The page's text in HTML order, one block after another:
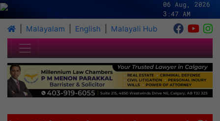
06 Aug, 2026
3:47 AM
Malayalam English Malayali Hub